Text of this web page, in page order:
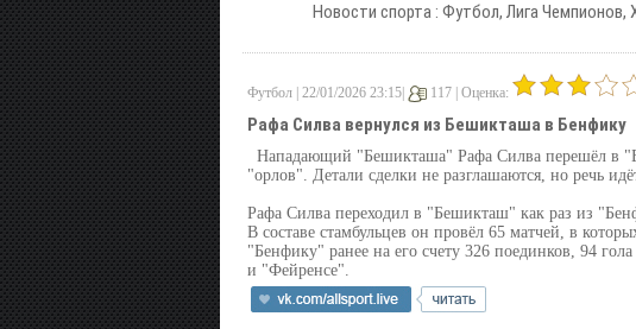
Новости спорта : Футбол, Лига Чемпионов,
Футбол | 22/01/2026 23:15| 117 | Оценка:
Рафа Силва вернулся из Бешикташа в Бенфику
Нападающий "Бешикташа" Рафа Силва перешёл в
"орлов". Детали сделки не разглашаются, но речь
Рафа Силва переходил в "Бешикташ" как раз из
В составе стамбульцев он провёл 65 матчей, в
"Бенфику" ранее на его счету 326 поединков, 94
и "Фейренсе".